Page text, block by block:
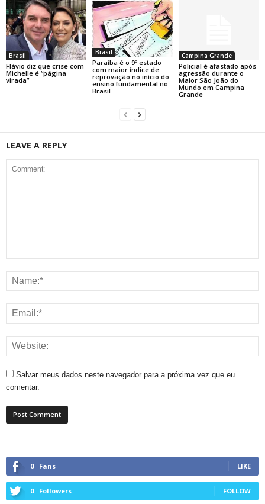
Brasil
Flávio diz que crise com
Michelle é “página
virada”
Brasil
Paraíba é o 9º estado
com maior índice de
reprovação no início do
ensino fundamental no
Brasil
Campina Grande
Policial é afastado após
agressão durante o
Maior São João do
Mundo em Campina
Grande
LEAVE A REPLY
Salvar meus dados neste navegador para a próxima vez que eu
comentar.
0 Fans LIKE
0 Followers FOLLOW